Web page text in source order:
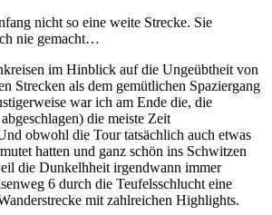
nicht so eine weite Strecke. Sie
nie gemacht…
im Hinblick auf die Ungeübtheit von
Strecken als dem gemütlichen Spaziergang
war ich am Ende die, die
die meiste Zeit
obwohl die Tour tatsächlich auch etwas
hatten und ganz schön ins Schwitzen
die Dunkelhheit irgendwann immer
6 durch die Teufelsschlucht eine
mit zahlreichen Highlights.